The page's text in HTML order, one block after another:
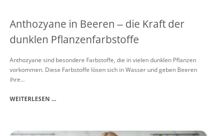
Anthozyane in Beeren ‒ die Kraft der
dunklen Pflanzenfarbstoffe
Anthozyane sind besondere Farbstoffe, die in vielen dunklen Pflanzen
vorkommen. Diese Farbstoffe lösen sich in Wasser und geben Beeren
ihre...
WEITERLESEN …